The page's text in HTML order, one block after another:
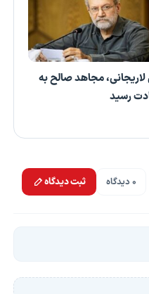
لاریجانی، مجاهد صالح به
رسید
0 دیدگاه ثبت دیدگاه